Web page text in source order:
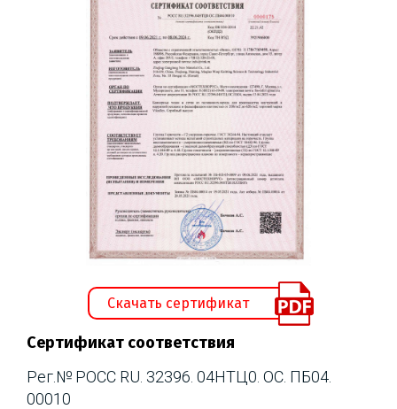
Скачать сертификат
Сертификат соответствия
Рег.№ РОСС RU. 32396. 04НТЦ0. ОС. ПБ04.
00010